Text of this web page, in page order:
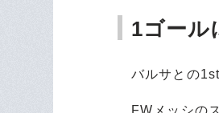
1ゴール
バルサとの1st
FWメッシのス